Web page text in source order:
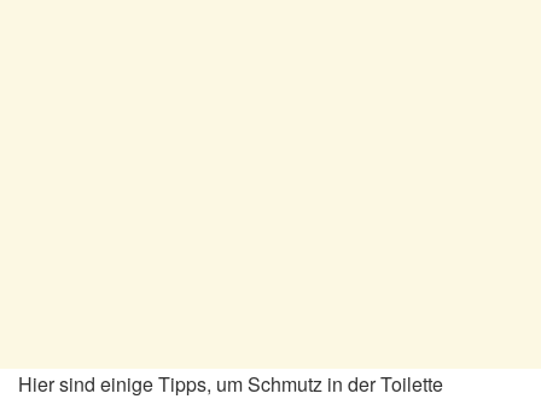
Hier sind einige Tipps, um Schmutz in der Toilette